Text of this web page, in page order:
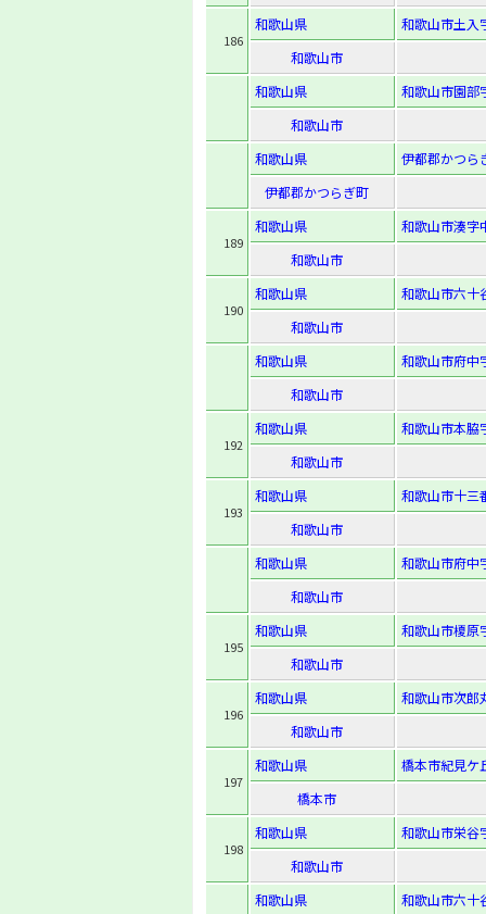
186
和歌山県
和歌山市土入
和歌山市
和歌山県
和歌山市園部
和歌山市
和歌山県
伊都郡かつら
伊都郡かつらぎ町
189
和歌山県
和歌山市湊字
和歌山市
190
和歌山県
和歌山市六十
和歌山市
和歌山県
和歌山市府中
和歌山市
192
和歌山県
和歌山市本脇
和歌山市
193
和歌山県
和歌山市十三
和歌山市
和歌山県
和歌山市府中
和歌山市
195
和歌山県
和歌山市榎原
和歌山市
196
和歌山県
和歌山市次郎
和歌山市
197
和歌山県
橋本市紀見ケ
橋本市
198
和歌山県
和歌山市栄谷
和歌山市
和歌山県
和歌山市六十